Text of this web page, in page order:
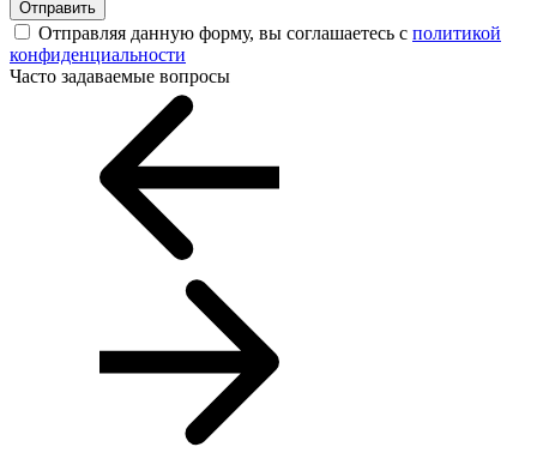
Отправить
Отправляя данную форму, вы соглашаетесь с политикой
конфиденциальности
Часто задаваемые вопросы